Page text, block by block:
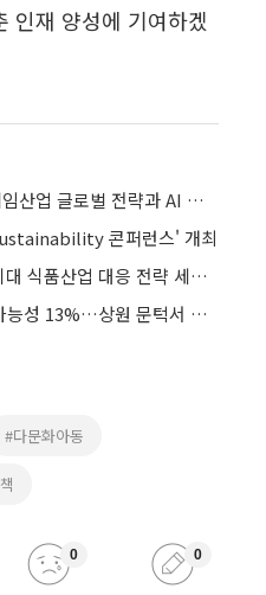
인재 양성에 기여하겠
삼일PwC, '지스타 2025'서 게임산업 글로벌 전략과 AI 혁신 논의
콘퍼런스' 개최
삼일PwC, K-푸드·푸드테크 시대 식품산업 대응 전략 세미나 개최
美 클래리티 법안 연내 통과 가능성 13%…상원 문턱서 제동
#다문화아동
0 0